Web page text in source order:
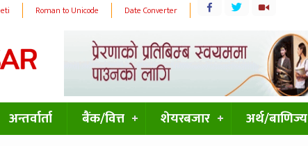
Roman to Unicode Date Converter
अन्तर्वार्ता बैंक/वित्त शेयरबजार अर्थ/बाणिज्य